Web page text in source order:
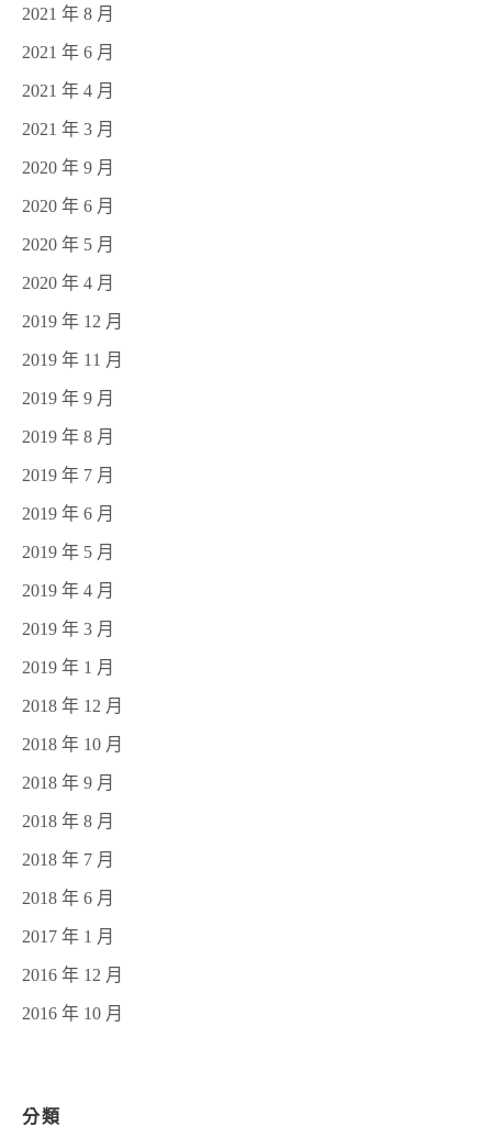
2021 年 8 月
2021 年 6 月
2021 年 4 月
2021 年 3 月
2020 年 9 月
2020 年 6 月
2020 年 5 月
2020 年 4 月
2019 年 12 月
2019 年 11 月
2019 年 9 月
2019 年 8 月
2019 年 7 月
2019 年 6 月
2019 年 5 月
2019 年 4 月
2019 年 3 月
2019 年 1 月
2018 年 12 月
2018 年 10 月
2018 年 9 月
2018 年 8 月
2018 年 7 月
2018 年 6 月
2017 年 1 月
2016 年 12 月
2016 年 10 月
分類